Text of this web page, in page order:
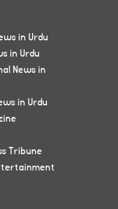
in Urdu
in Urdu
News in
in Urdu
Tribune